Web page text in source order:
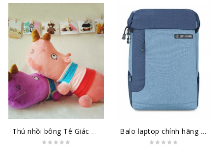
Thú nhồi bông Tê Giác TBTG Balo laptop chính hãng Simple Carry xanh đậm/xanh K5 Navy/Blue